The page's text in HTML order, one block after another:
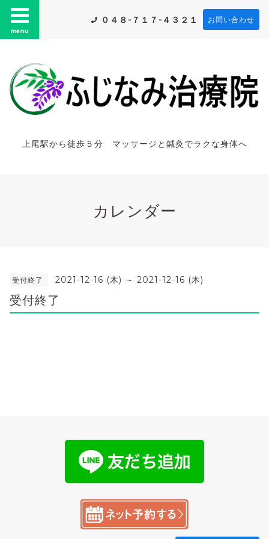
menu
０４８-７１７-４３２１ お問い合わせ
上尾駅から徒歩５分 マッサージと鍼灸でラクな身体へ
カレンダー
受付終了 2021-12-16 (木) ～ 2021-12-16 (木)
受付終了